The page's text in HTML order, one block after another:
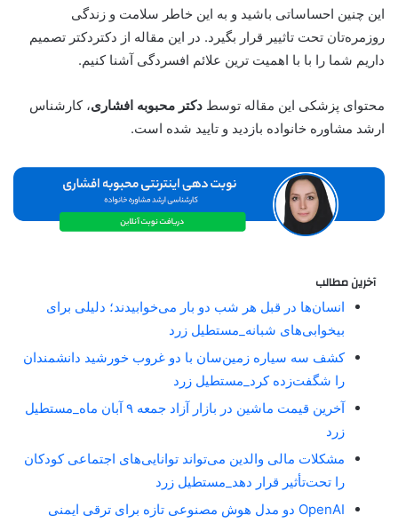
این چنین احساساتی باشید و به این خاطر سلامت و زندگی
روزمره‌تان تحت تاثییر قرار بگیرد. در این مقاله از دکتردکتر تصمیم
داریم شما را با با اهمیت ترین علائم افسردگی آشنا کنیم.
محتوای پزشکی این مقاله توسط دکتر محبوبه افشاری، کارشناس
ارشد مشاوره خانواده بازدید و تایید شده است.
آخرین مطالب
انسان‌ها در قبل هر شب دو بار می‌خوابیدند؛ دلیلی برای
بیخوابی‌های شبانه_مستطیل زرد
کشف سه سیاره زمین‌سان با دو غروب خورشید دانشمندان
را شگفت‌زده کرد_مستطیل زرد
آخرین قیمت ماشین در بازار آزاد جمعه ۹ آبان ماه_مستطیل
زرد
مشکلات مالی والدین می‌تواند توانایی‌های اجتماعی کودکان
را تحت‌تأثیر قرار دهد_مستطیل زرد
OpenAI دو مدل هوش مصنوعی تازه برای ترقی ایمنی